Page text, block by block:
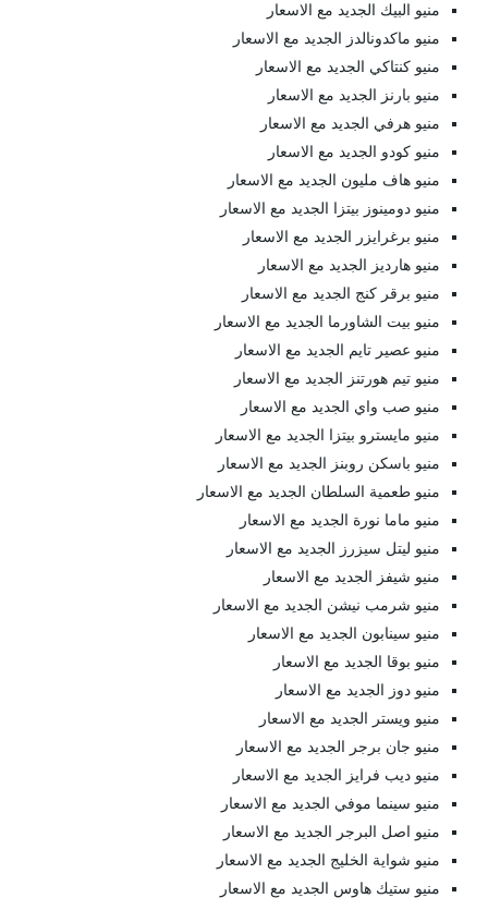
منيو البيك الجديد مع الاسعار
منيو ماكدونالدز الجديد مع الاسعار
منيو كنتاكي الجديد مع الاسعار
منيو بارنز الجديد مع الاسعار
منيو هرفي الجديد مع الاسعار
منيو كودو الجديد مع الاسعار
منيو هاف مليون الجديد مع الاسعار
منيو دومينوز بيتزا الجديد مع الاسعار
منيو برغرايزر الجديد مع الاسعار
منيو هارديز الجديد مع الاسعار
منيو برقر كنج الجديد مع الاسعار
منيو بيت الشاورما الجديد مع الاسعار
منيو عصير تايم الجديد مع الاسعار
منيو تيم هورتنز الجديد مع الاسعار
منيو صب واي الجديد مع الاسعار
منيو مايسترو بيتزا الجديد مع الاسعار
منيو باسكن روبنز الجديد مع الاسعار
منيو طعمية السلطان الجديد مع الاسعار
منيو ماما نورة الجديد مع الاسعار
منيو ليتل سيزرز الجديد مع الاسعار
منيو شيفز الجديد مع الاسعار
منيو شرمب نيشن الجديد مع الاسعار
منيو سينابون الجديد مع الاسعار
منيو بوقا الجديد مع الاسعار
منيو دوز الجديد مع الاسعار
منيو ويستر الجديد مع الاسعار
منيو جان برجر الجديد مع الاسعار
منيو ديب فرايز الجديد مع الاسعار
منيو سينما موفي الجديد مع الاسعار
منيو اصل البرجر الجديد مع الاسعار
منيو شواية الخليج الجديد مع الاسعار
منيو ستيك هاوس الجديد مع الاسعار